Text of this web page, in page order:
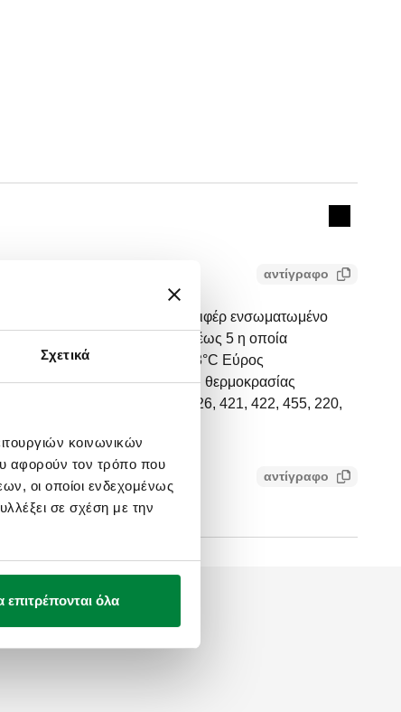
Σχετικά
κοινωνικών
αφορούν τον τρόπο που
οι οποίοι ενδεχομένως
σε σχέση με την
επιτρέπονται όλα
Collapse
αντίγραφο
κεφαλή για διακόπτες καλοριφέρ ενσωματωμένο
Βαθμονομημένη κλίμακα από ❄ έως 5 η οποία
θερμοκρασίας από 7°C - 28°C Eύρος
Με οθόνη LCD, για εμφάνιση θερμοκρασίας
338, 339, 401, 402, 425, 426, 421, 422, 455, 220,
αντίγραφο